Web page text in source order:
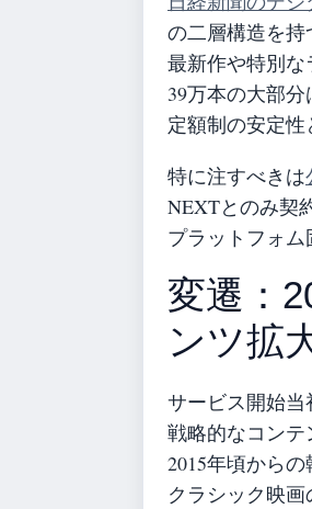
の二層構造を持
最新作や特別な
39万本の大部
定額制の安定性
特に注すべきは
NEXTとのみ契
プラットフォム
変遷：
ンツ拡
サービス開始当
戦略的なコンテ
2015年頃から
クラシック映